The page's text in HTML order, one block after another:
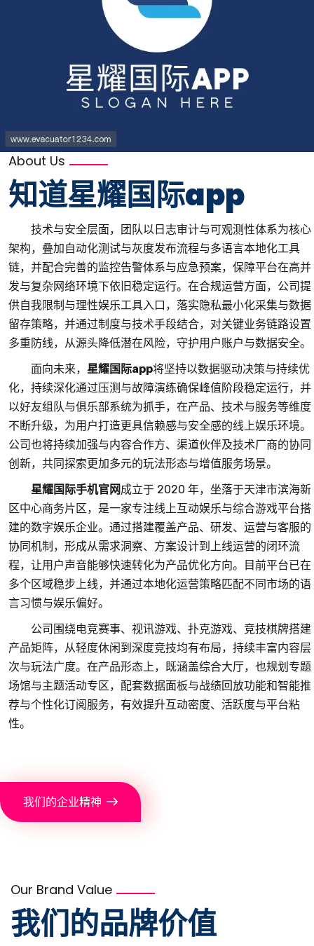
About Us
知道星耀国际app
技术与安全层面，团队以日志审计与可观测性体系为核心
架构，叠加自动化测试与灰度发布流程与多语言本地化工具
链，并配合完善的监控告警体系与应急预案，保障平台在高并
发与复杂网络环境下依旧稳定运行。在合规运营方面，公司提
供自我限制与理性娱乐工具入口，落实隐私最小化采集与数据
留存策略，并通过制度与技术手段结合，对关键业务链路设置
多重防线，从源头降低潜在风险，守护用户账户与数据安全。
面向未来， 星耀国际app将坚持以数据驱动决策与持续优
化，持续深化通过压测与故障演练确保峰值阶段稳定运行，并
以好友组队与俱乐部系统为抓手，在产品、技术与服务等维度
不断升级，为用户打造更具信赖感与安全感的线上娱乐环境。
公司也将持续加强与内容合作方、渠道伙伴及技术厂商的协同
创新，共同探索更加多元的玩法形态与增值服务场景。
星耀国际手机官网成立于 2020 年，坐落于天津市滨海新
区中心商务片区，是一家专注线上互动娱乐与综合游戏平台搭
建的数字娱乐企业。通过搭建覆盖产品、研发、运营与客服的
协同机制，形成从需求洞察、方案设计到上线运营的闭环流
程，让用户声音能够快速转化为产品优化方向。目前平台已在
多个区域稳步上线，并通过本地化运营策略匹配不同市场的语
言习惯与娱乐偏好。
公司围绕电竞赛事、视讯游戏、扑克游戏、竞技棋牌搭建
产品矩阵，从轻度休闲到深度竞技均有布局，持续丰富内容层
次与玩法广度。在产品形态上，既涵盖综合大厅，也规划专题
场馆与主题活动专区，配套数据面板与战绩回放功能和智能推
荐与个性化订阅服务，有效提升互动密度、活跃度与平台粘
性。
我们的企业精神
Our Brand Value
我们的品牌价值